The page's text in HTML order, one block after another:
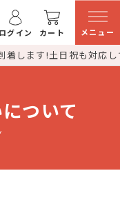
ログイン カート メニュー
着します!土日祝も対応
ついて